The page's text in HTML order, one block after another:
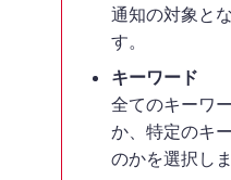
通知の対象と
す。
キーワード
全てのキーワ
か、特定のキ
のかを選択しま